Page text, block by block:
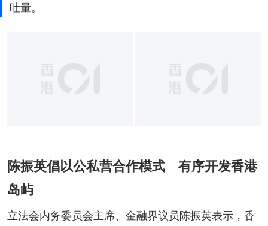
吐量。
陈振英倡以公私营合作模式 有序开发香港
岛屿
立法会内务委员会主席、金融界议员陈振英表示，香